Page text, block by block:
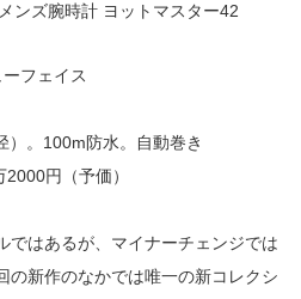
ンズ腕時計 ヨットマスター42
フェイス
）。100m防水。自動巻き
円（予価）
はあるが、マイナーチェンジでは
の新作のなかでは唯一の新コレクシ